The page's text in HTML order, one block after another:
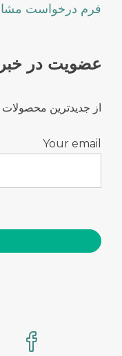
فرم درخواست
عضویت در
از جدیدترین
Your email